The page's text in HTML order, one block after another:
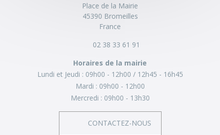
Place de la Mairie
45390 Bromeilles
France
02 38 33 61 91
Horaires de la mairie
Lundi et Jeudi : 09h00 - 12h00
12h45 - 16h45
Mardi : 09h00 - 12h00
Mercredi : 09h00 - 13h30
CONTACTEZ-NOUS